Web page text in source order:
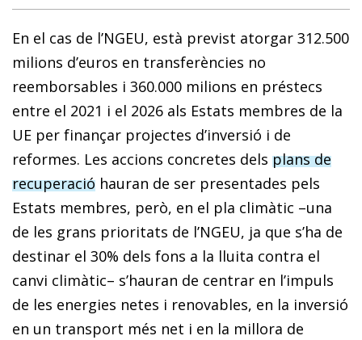
En el cas de l’NGEU, està previst atorgar 312.500
milions d’euros en transferències no
reemborsables i 360.000 milions en préstecs
entre el 2021 i el 2026 als Estats membres de la
UE per finançar projectes d’inversió i de
reformes. Les accions concretes dels plans de
recuperació hauran de ser presentades pels
Estats membres, però, en el pla climàtic –una
de les grans prioritats de l’NGEU, ja que s’ha de
destinar el 30% dels fons a la lluita contra el
canvi climàtic– s’hauran de centrar en l’impuls
de les energies ne­­tes i renovables, en la inversió
en un transport més net i en la millora de